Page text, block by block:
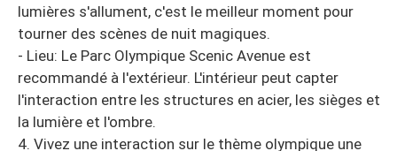
lumières s'allument, c'est le meilleur moment pour
tourner des scènes de nuit magiques.
- Lieu: Le Parc Olympique Scenic Avenue est
recommandé à l'extérieur. L'intérieur peut capter
l'interaction entre les structures en acier, les sièges et
la lumière et l'ombre.
4. Vivez une interaction sur le thème olympique une